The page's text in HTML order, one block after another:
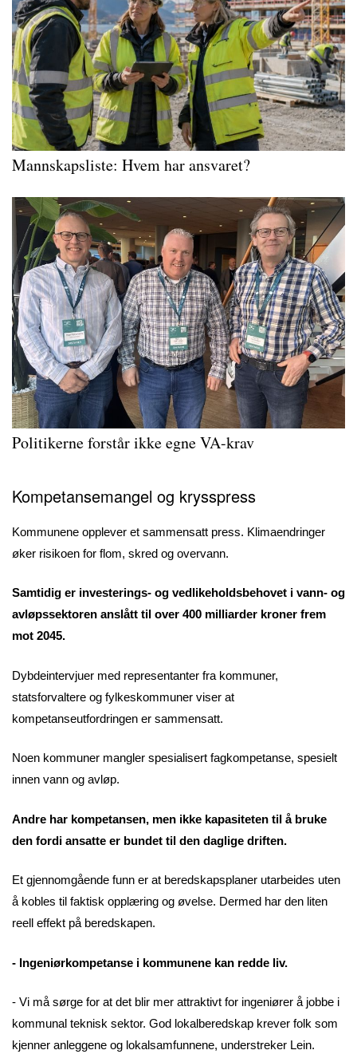
Mannskapsliste: Hvem har ansvaret?
Politikerne forstår ikke egne VA-krav
Kompetansemangel og krysspress
Kommunene opplever et sammensatt press. Klimaendringer
øker risikoen for flom, skred og overvann.
Samtidig er investerings- og vedlikeholdsbehovet i vann- og
avløpssektoren anslått til over 400 milliarder kroner frem
mot 2045.
Dybdeintervjuer med representanter fra kommuner,
statsforvaltere og fylkeskommuner viser at
kompetanseutfordringen er sammensatt.
Noen kommuner mangler spesialisert fagkompetanse, spesielt
innen vann og avløp.
Andre har kompetansen, men ikke kapasiteten til å bruke
den fordi ansatte er bundet til den daglige driften.
Et gjennomgående funn er at beredskapsplaner utarbeides uten
å kobles til faktisk opplæring og øvelse. Dermed har den liten
reell effekt på beredskapen.
- Ingeniørkompetanse i kommunene kan redde liv.
- Vi må sørge for at det blir mer attraktivt for ingeniører å jobbe i
kommunal teknisk sektor. God lokalberedskap krever folk som
kjenner anleggene og lokalsamfunnene, understreker Lein.